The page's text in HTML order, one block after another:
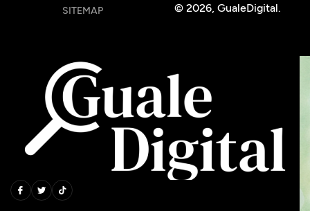
© 2026, GualeDigital.
SITEMAP